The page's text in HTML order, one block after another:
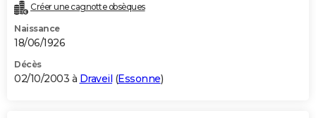
Créer une cagnotte obsèques
Naissance
18/06/1926
Décès
02/10/2003 à Draveil (Essonne)